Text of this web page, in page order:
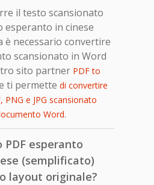
il testo scansionato
esperanto in cinese
è necessario convertire
scansionato in Word
sito partner PDF to
ti permette di convertire
e JPG scansionato
Word.
esperanto
(semplificato)
layout originale?